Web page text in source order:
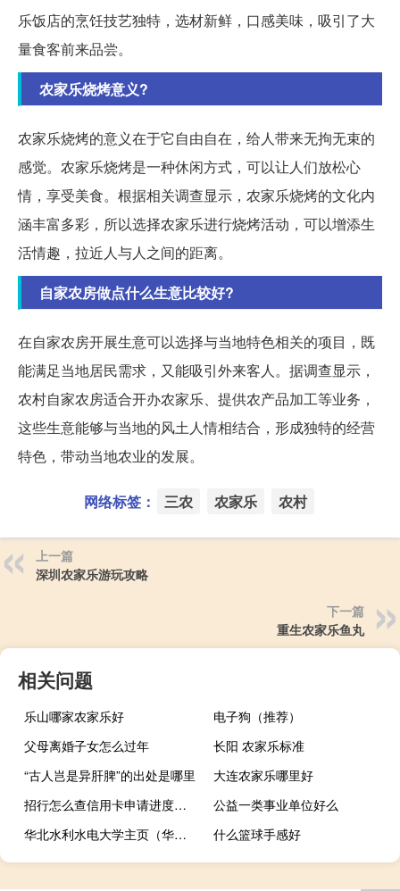
乐饭店的烹饪技艺独特，选材新鲜，口感美味，吸引了大
量食客前来品尝。
农家乐烧烤意义?
农家乐烧烤的意义在于它自由自在，给人带来无拘无束的
感觉。农家乐烧烤是一种休闲方式，可以让人们放松心
情，享受美食。根据相关调查显示，农家乐烧烤的文化内
涵丰富多彩，所以选择农家乐进行烧烤活动，可以增添生
活情趣，拉近人与人之间的距离。
自家农房做点什么生意比较好?
在自家农房开展生意可以选择与当地特色相关的项目，既
能满足当地居民需求，又能吸引外来客人。据调查显示，
农村自家农房适合开办农家乐、提供农产品加工等业务，
这些生意能够与当地的风土人情相结合，形成独特的经营
特色，带动当地农业的发展。
网络标签： 三农 农家乐 农村
上一篇
深圳农家乐游玩攻略
下一篇
重生农家乐鱼丸
相关问题
乐山哪家农家乐好
电子狗（推荐）
父母离婚子女怎么过年
长阳 农家乐标准
“古人岂是异肝脾”的出处是哪里
大连农家乐哪里好
招行怎么查信用卡申请进度（招商银行信用卡的申请进度如何查询）
公益一类事业单位好么
华北水利水电大学主页（华北水利水电大学首页）
什么篮球手感好